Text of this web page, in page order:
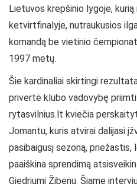
Lietuvos krepšinio lygoje, kurią
ketvirtfinalyje, nutraukusios
komandą be vietinio
1997 metų.
Šie kardinaliai skirtingi
privertė klubo vadovybę
rytasvilnius.lt kviečia
Jomantu, kuris atvirai dalijasi
pasibaigusį sezoną, priežastis,
paaiškina sprendimą
Giedriumi Žibėnu. Šiame